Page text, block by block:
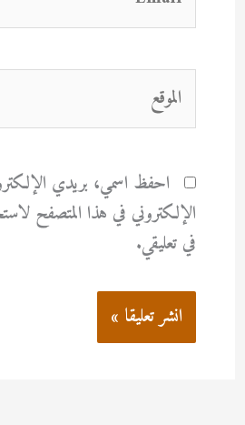
الموقع
احفظ اسمي، بريدي
الإلكتروني في هذا المتصفح
في تعليقي.